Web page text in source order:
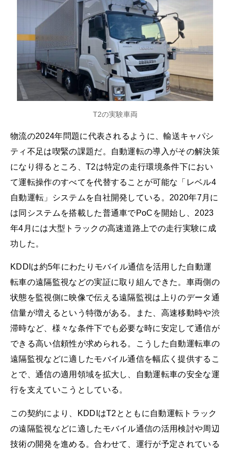
T2の実験車両
物流の2024年問題に代表されるように、輸送キャパシ
ティ不足は喫緊の課題だ。自動運転の導入がその解決策
になり得るところ、T2は特定の走行環境条件下におい
て運転操作のすべてを代替することが可能な「レベル4
自動運転」システムを自社開発している。2020年7月に
は同システムを搭載した普通車でPoCを開始し、2023
年4月には大型トラックの高速道路上での走行実験に成
功した。
KDDIは約5年にわたりモバイル通信を活用した自動運
転車の遠隔監視などの実証に取り組んできた。車両側の
状態を監視側に映像で伝える遠隔監視は上りのデータ通
信量が増えるという特徴がある。また、高速移動時や渋
滞時など、様々な条件下でも必要な時に安定して通信が
できる高い信頼性が求められる。こうした自動運転車の
遠隔監視などに適したモバイル通信を幅広く提供するこ
とで、通信の適用領域を拡大し、自動運転車の安全な運
行を支えていこうとしている。
この契約により、KDDIはT2とともに自動運転トラック
の遠隔監視などに適したモバイル通信の活用検討や周辺
技術の開発を進める。合わせて、運行が予定されている